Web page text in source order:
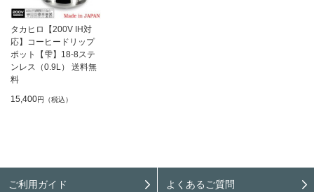
タカヒロ【200V IH対
応】コーヒードリップ
ポット【雫】18-8ステ
ンレス（0.9L） 送料無
料
15,400円（税込）
ご利用ガイド よくあるご質問